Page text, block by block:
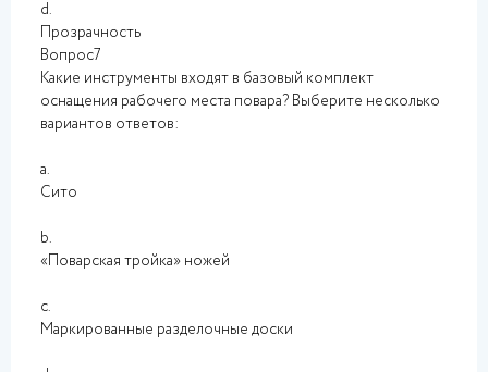
d.
Прозрачность
Вопрос7
Какие инструменты входят в базовый комплект
оснащения рабочего места повара? Выберите несколько
вариантов ответов:
a.
Сито
b.
«Поварская тройка» ножей
c.
Маркированные разделочные доски